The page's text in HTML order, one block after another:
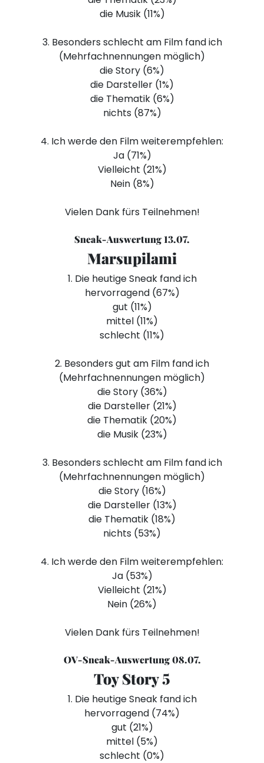
die Musik (11%)
3. Besonders schlecht am Film fand ich
(Mehrfachnennungen möglich)
die Story (6%)
die Darsteller (1%)
die Thematik (6%)
nichts (87%)
4. Ich werde den Film weiterempfehlen:
Ja (71%)
Vielleicht (21%)
Nein (8%)
Vielen Dank fürs Teilnehmen!
Sneak-Auswertung 13.07.
Marsupilami
1. Die heutige Sneak fand ich
hervorragend (67%)
gut (11%)
mittel (11%)
schlecht (11%)
2. Besonders gut am Film fand ich
(Mehrfachnennungen möglich)
die Story (36%)
die Darsteller (21%)
die Thematik (20%)
die Musik (23%)
3. Besonders schlecht am Film fand ich
(Mehrfachnennungen möglich)
die Story (16%)
die Darsteller (13%)
die Thematik (18%)
nichts (53%)
4. Ich werde den Film weiterempfehlen:
Ja (53%)
Vielleicht (21%)
Nein (26%)
Vielen Dank fürs Teilnehmen!
OV-Sneak-Auswertung 08.07.
Toy Story 5
1. Die heutige Sneak fand ich
hervorragend (74%)
gut (21%)
mittel (5%)
schlecht (0%)